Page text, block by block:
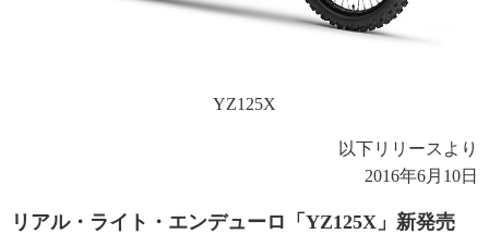
YZ125X
以下リリースより
2016年6月10日
リアル・ライト・エンデューロ「YZ125X」新発売